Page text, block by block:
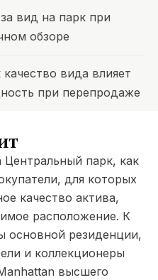
вид на парк при
обзоре
вида влияет
при перепродаже
парк, как
для которых
качество актива,
расположение. К
основной резиденции,
и коллекционеры
высшего